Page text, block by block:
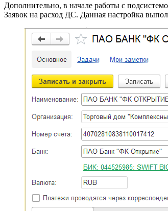
Дополнительно, в начале работы с
Заявок на расход ДС. Данная настройка